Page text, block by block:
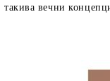
такива вечни